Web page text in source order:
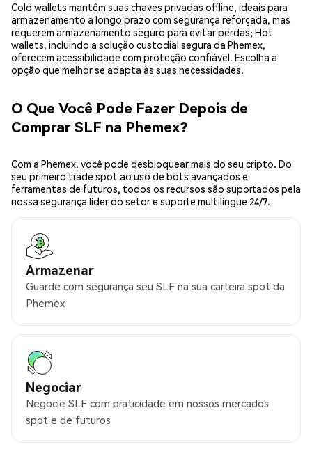
Cold wallets mantêm suas chaves privadas offline, ideais para
armazenamento a longo prazo com segurança reforçada, mas
requerem armazenamento seguro para evitar perdas; Hot
wallets, incluindo a solução custodial segura da Phemex,
oferecem acessibilidade com proteção confiável. Escolha a
opção que melhor se adapta às suas necessidades.
O Que Você Pode Fazer Depois de
Comprar SLF na Phemex?
Com a Phemex, você pode desbloquear mais do seu cripto. Do
seu primeiro trade spot ao uso de bots avançados e
ferramentas de futuros, todos os recursos são suportados pela
nossa segurança líder do setor e suporte multilíngue 24/7.
Armazenar
Guarde com segurança seu SLF na sua carteira spot da
Phemex
Negociar
Negocie SLF com praticidade em nossos mercados
spot e de futuros